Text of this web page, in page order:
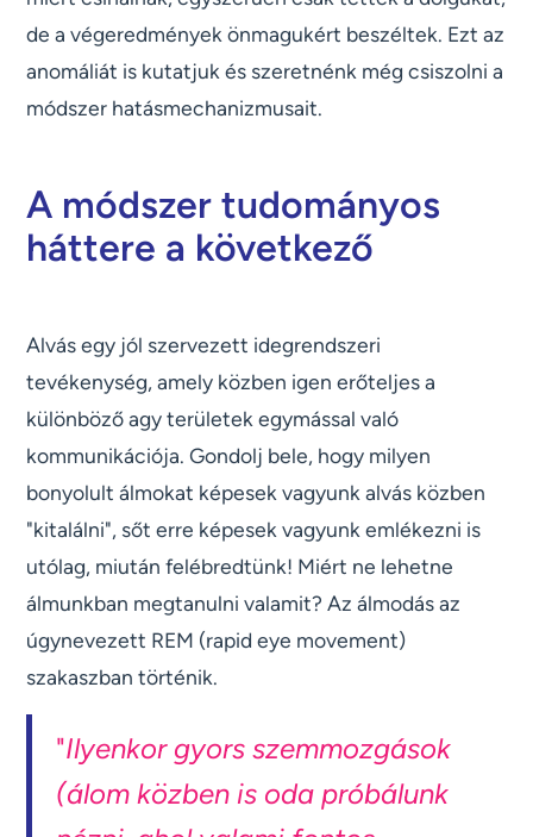
de a végeredmények önmagukért beszéltek. Ezt az
anomáliát is kutatjuk és szeretnénk még csiszolni a
módszer hatásmechanizmusait.
A módszer tudományos
háttere a következő
Alvás egy jól szervezett idegrendszeri
tevékenység, amely közben igen erőteljes a
különböző agy területek egymással való
kommunikációja. Gondolj bele, hogy milyen
bonyolult álmokat képesek vagyunk alvás közben
"kitalálni", sőt erre képesek vagyunk emlékezni is
utólag, miután felébredtünk! Miért ne lehetne
álmunkban megtanulni valamit? Az álmodás az
úgynevezett REM (rapid eye movement)
szakaszban történik.
"Ilyenkor gyors szemmozgások
(álom közben is oda próbálunk